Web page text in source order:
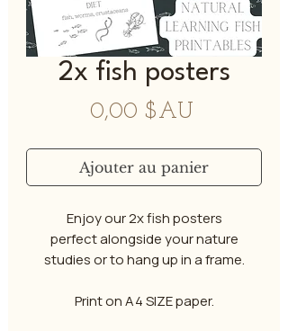
2x fish posters
0,00 $AU
Ajouter au panier
Enjoy our 2x fish posters
perfect alongside your nature
studies or to hang up in a frame.
Print on A4 SIZE paper.